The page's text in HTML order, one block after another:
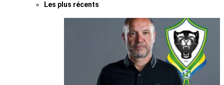
Les plus récents